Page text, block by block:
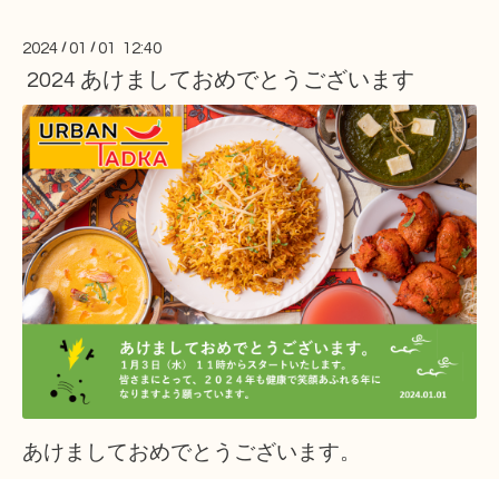
2024 /01 /01 12:40
2024 あけましておめでとうございます
あけましておめでとうございます。